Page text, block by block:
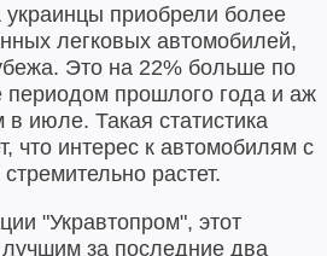
украинцы приобрели более
легковых автомобилей,
Это на 22% больше по
прошлого года и аж
июле. Такая статистика
что интерес к автомобилям с
растет.
"Укравтопром", этот
лучшим за последние два